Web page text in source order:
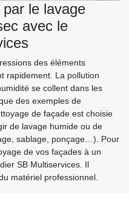
le lavage
avec le
des éléments
rapidement. La pollution
se collent dans les
des exemples de
de façade est choisie
de lavage humide ou de
sablage, ponçage…). Pour
de vos façades à un
SB Multiservices. Il
matériel professionnel.